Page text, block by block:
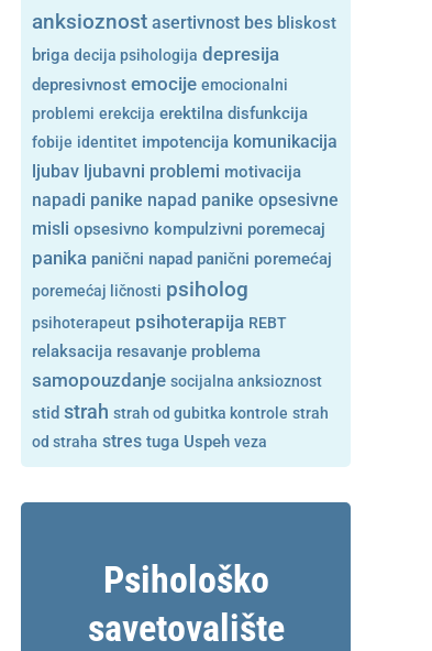
anksioznost asertivnost bes bliskost
briga decija psihologija depresija
depresivnost emocije emocionalni
problemi erekcija erektilna disfunkcija
fobije identitet impotencija komunikacija
ljubav ljubavni problemi motivacija
napadi panike napad panike opsesivne
misli opsesivno kompulzivni poremecaj
panika panični napad panični poremećaj
poremećaj ličnosti psiholog
psihoterapeut psihoterapija REBT
relaksacija resavanje problema
samopouzdanje socijalna anksioznost
stid strah strah od gubitka kontrole strah
od straha stres tuga Uspeh veza
Psihološko
savetovalište